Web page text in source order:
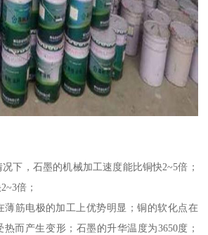
下，石墨的机械加工速度能比铜快2~5倍；
倍；
薄筋电极的加工上优势明显；铜的软化点在
热而产生变形；石墨的升华温度为3650度；